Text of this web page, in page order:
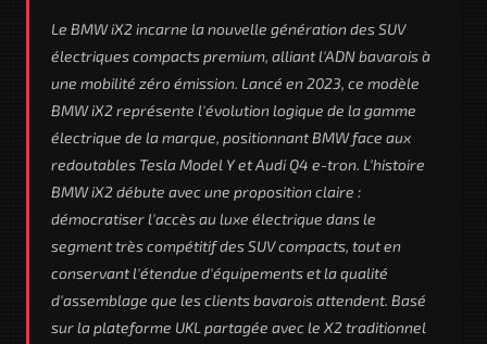
Le BMW iX2 incarne la nouvelle génération des SUV
électriques compacts premium, alliant l'ADN bavarois à
une mobilité zéro émission. Lancé en 2023, ce modèle
BMW iX2 représente l'évolution logique de la gamme
électrique de la marque, positionnant BMW face aux
redoutables Tesla Model Y et Audi Q4 e-tron. L'histoire
BMW iX2 débute avec une proposition claire :
démocratiser l'accès au luxe électrique dans le
segment très compétitif des SUV compacts, tout en
conservant l'étendue d'équipements et la qualité
d'assemblage que les clients bavarois attendent. Basé
sur la plateforme UKL partagée avec le X2 traditionnel